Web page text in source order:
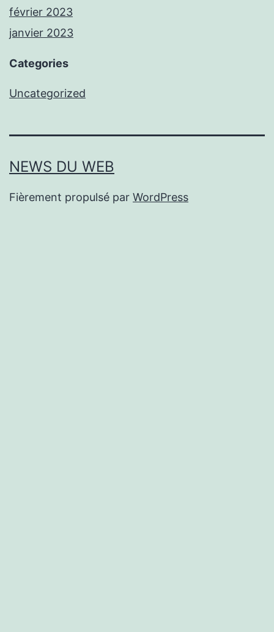
février 2023
janvier 2023
Categories
Uncategorized
NEWS DU WEB
Fièrement propulsé par WordPress